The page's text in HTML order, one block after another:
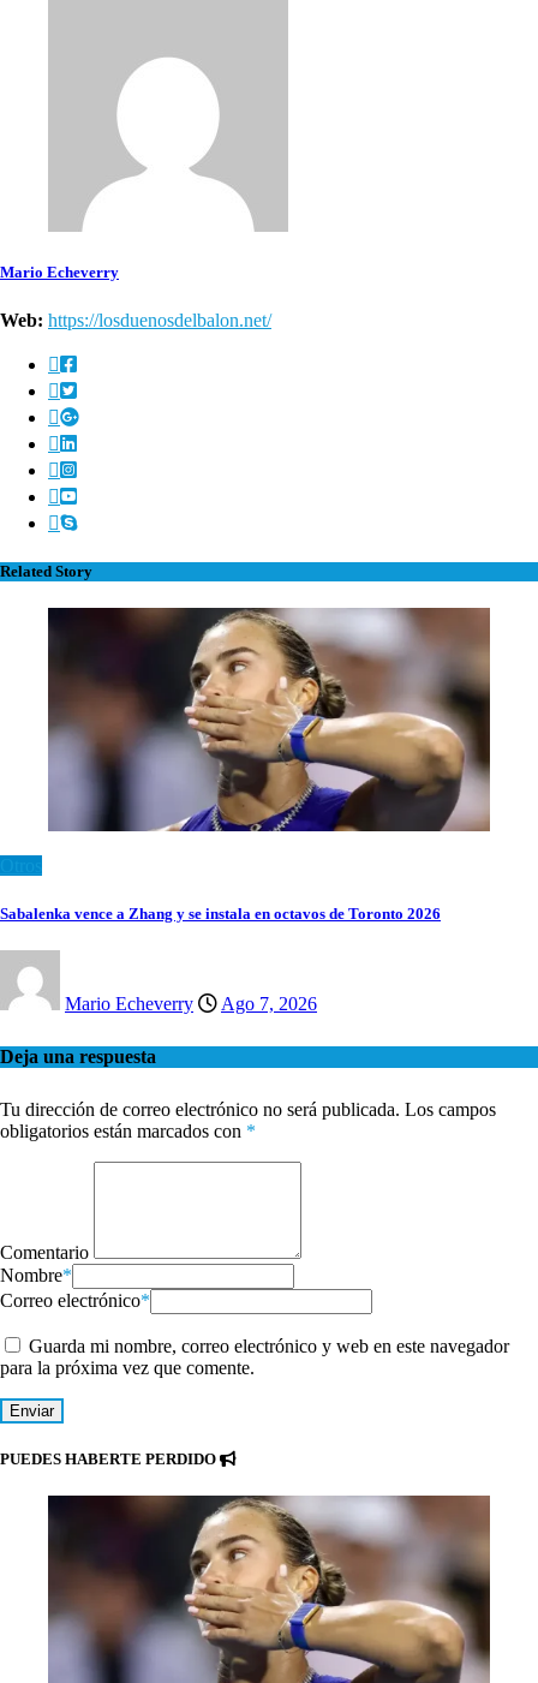
Mario Echeverry
Web: https://losduenosdelbalon.net/
Related Story
Sabalenka vence a Zhang y se instala en octavos de Toronto 2026
Mario Echeverry Ago 7, 2026
Deja una respuesta
Tu dirección de correo electrónico no será publicada. Los campos
obligatorios están marcados con *
Comentario
Nombre*
Correo electrónico*
Guarda mi nombre, correo electrónico y web en este navegador
para la próxima vez que comente.
PUEDES HABERTE PERDIDO